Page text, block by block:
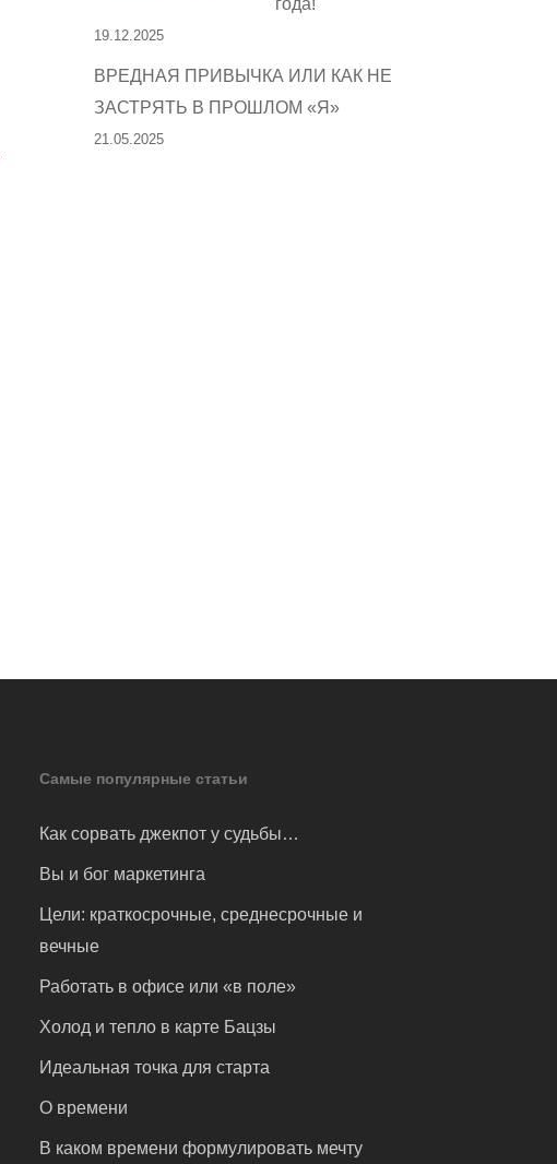
года!
19.12.2025
ВРЕДНАЯ ПРИВЫЧКА ИЛИ КАК НЕ
ЗАСТРЯТЬ В ПРОШЛОМ «Я»
21.05.2025
Самые популярные статьи
Как сорвать джекпот у судьбы…
Вы и бог маркетинга
Цели: краткосрочные, среднесрочные и
вечные
Работать в офисе или «в поле»
Холод и тепло в карте Бацзы
Идеальная точка для старта
О времени
В каком времени формулировать мечту